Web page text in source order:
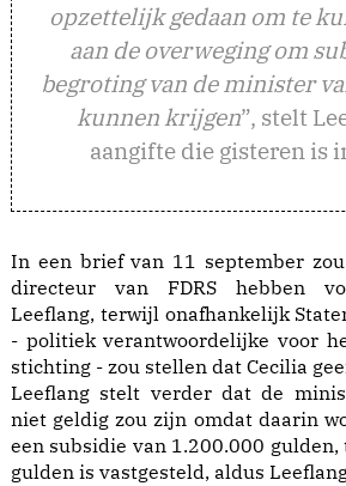
opzettelijk gedaan om te
aan de overweging om
begroting van de minister
kunnen krijgen”, stelt
aangifte die gisteren is
In een brief van 11 september
directeur van FDRS hebben
Leeflang, terwijl onafhankelijk
- politiek verantwoordelijke voor
stichting - zou stellen dat Cecilia
Leeflang stelt verder dat de
niet geldig zou zijn omdat daarin
een subsidie van 1.200.000
gulden is vastgesteld, aldus